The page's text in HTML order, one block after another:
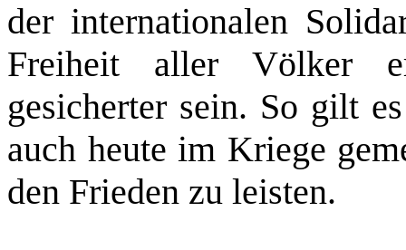
der internationalen
Freiheit aller Völker
gesicherter sein. So gilt
auch heute im Kriege
den Frieden zu leisten.